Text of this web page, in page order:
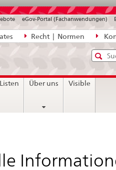
Recht | Normen
eGov-Portal (Fachanwendungen)
Suche
diefür
Über uns Visible